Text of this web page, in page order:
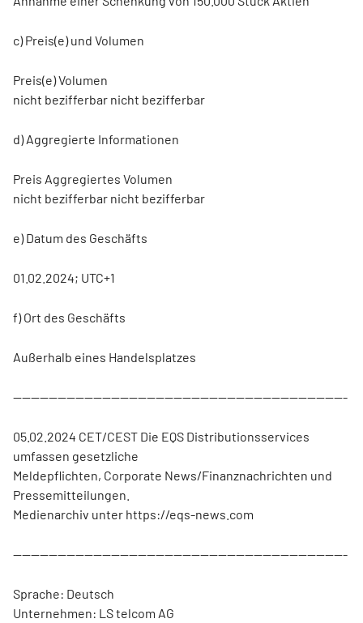
c) Preis(e) und Volumen
Preis(e) Volumen
nicht bezifferbar nicht bezifferbar
d) Aggregierte Informationen
Preis Aggregiertes Volumen
nicht bezifferbar nicht bezifferbar
e) Datum des Geschäfts
01.02.2024; UTC+1
f) Ort des Geschäfts
Außerhalb eines Handelsplatzes
---------------------------------------------------------------------------
05.02.2024 CET/CEST Die EQS Distributionsservices
umfassen gesetzliche
Meldepflichten, Corporate News/Finanznachrichten und
Pressemitteilungen.
Medienarchiv unter https://eqs-news.com
---------------------------------------------------------------------------
Sprache: Deutsch
Unternehmen: LS telcom AG